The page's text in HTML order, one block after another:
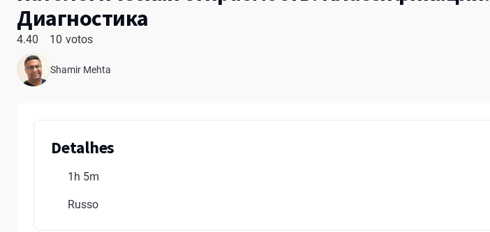
Диагностика
4.40 10 votos
Shamir Mehta
Detalhes
1h 5m
Russo